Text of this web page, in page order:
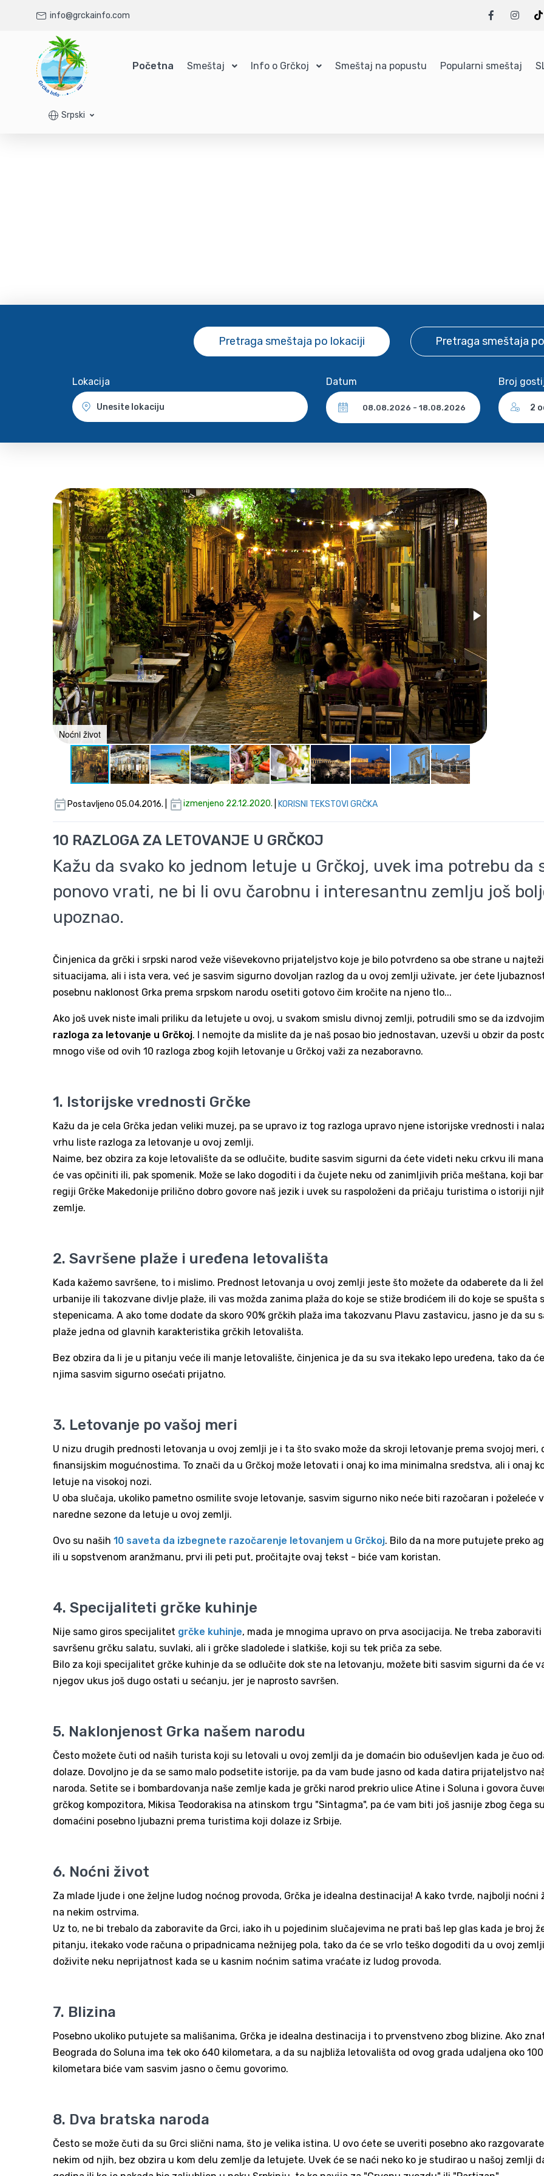
info@grckainfo.com
Početna Smeštaj Info o Grčkoj Smeštaj na popustu Popularni smeštaj
Srpski
Pretraga smeštaja po lokaciji Pretraga smeštaja
Lokacija
Unesite lokaciju
Datum Broj
2
Noćni život
Postavljeno 05.04.2016. | izmenjeno 22.12.2020. KORISNI TEKSTOVI GRČKA
10 RAZLOGA ZA LETOVANJE U GRČKOJ
Kažu da svako ko jednom letuje u Grčkoj, uvek ima potrebu da
ponovo vrati, ne bi li ovu čarobnu i interesantnu zemlju još
upoznao.
Činjenica da grčki i srpski narod veže viševekovno prijateljstvo koje je bilo potvrđeno sa obe strane u
situacijama, ali i ista vera, već je sasvim sigurno dovoljan razlog da u ovoj zemlji uživate, jer ćete
posebnu naklonost Grka prema srpskom narodu osetiti gotovo čim kročite na njeno tlo...
Ako još uvek niste imali priliku da letujete u ovoj, u svakom smislu divnoj zemlji, potrudili smo se da
razloga za letovanje u Grčkoj. I nemojte da mislite da je naš posao bio jednostavan, uzevši u obzir da
mnogo više od ovih 10 razloga zbog kojih letovanje u Grčkoj važi za nezaboravno.
1. Istorijske vrednosti Grčke
Kažu da je cela Grčka jedan veliki muzej, pa se upravo iz tog razloga upravo njene istorijske vrednosti i
vrhu liste razloga za letovanje u ovoj zemlji.
Naime, bez obzira za koje letovalište da se odlučite, budite sasvim sigurni da ćete videti neku crkvu ili
će vas opčiniti ili, pak spomenik. Može se lako dogoditi i da čujete neku od zanimljivih priča meštana, koji
regiji Grčke Makedonije prilično dobro govore naš jezik i uvek su raspoloženi da pričaju turistima o istoriji
zemlje.
2. Savršene plaže i uređena letovališta
Kada kažemo savršene, to i mislimo. Prednost letovanja u ovoj zemlji jeste što možete da odaberete da li
urbanije ili takozvane divlje plaže, ili vas možda zanima plaža do koje se stiže brodićem ili do koje se spušta
stepenicama. A ako tome dodate da skoro 90% grčkih plaža ima takozvanu Plavu zastavicu, jasno je da su
plaže jedna od glavnih karakteristika grčkih letovališta.
Bez obzira da li je u pitanju veće ili manje letovalište, činjenica je da su sva itekako lepo uređena, tako da
njima sasvim sigurno osećati prijatno.
3. Letovanje po vašoj meri
U nizu drugih prednosti letovanja u ovoj zemlji je i ta što svako može da skroji letovanje prema svojoj meri,
finansijskim mogućnostima. To znači da u Grčkoj može letovati i onaj ko ima minimalna sredstva, ali i onaj
letuje na visokoj nozi.
U oba slučaja, ukoliko pametno osmilite svoje letovanje, sasvim sigurno niko neće biti razočaran i poželeće
naredne sezone da letuje u ovoj zemlji.
Ovo su naših 10 saveta da izbegnete razočarenje letovanjem u Grčkoj. Bilo da na more putujete preko
ili u sopstvenom aranžmanu, prvi ili peti put, pročitajte ovaj tekst - biće vam koristan.
4. Specijaliteti grčke kuhinje
Nije samo giros specijalitet grčke kuhinje, mada je mnogima upravo on prva asocijacija. Ne treba zaboraviti
savršenu grčku salatu, suvlaki, ali i grčke sladolede i slatkiše, koji su tek priča za sebe.
Bilo za koji specijalitet grčke kuhinje da se odlučite dok ste na letovanju, možete biti sasvim sigurni da će
njegov ukus još dugo ostati u sećanju, jer je naprosto savršen.
5. Naklonjenost Grka našem narodu
Često možete čuti od naših turista koji su letovali u ovoj zemlji da je domaćin bio oduševljen kada je čuo
dolaze. Dovoljno je da se samo malo podsetite istorije, pa da vam bude jasno od kada datira prijateljstvo
naroda. Setite se i bombardovanja naše zemlje kada je grčki narod prekrio ulice Atine i Soluna i govora
grčkog kompozitora, Mikisa Teodorakisa na atinskom trgu "Sintagma", pa će vam biti još jasnije zbog čega
domaćini posebno ljubazni prema turistima koji dolaze iz Srbije.
6. Noćni život
Za mlade ljude i one željne ludog noćnog provoda, Grčka je idealna destinacija! A kako tvrde, najbolji noćni
na nekim ostrvima.
Uz to, ne bi trebalo da zaboravite da Grci, iako ih u pojedinim slučajevima ne prati baš lep glas kada je broj
pitanju, itekako vode računa o pripadnicama nežnijeg pola, tako da će se vrlo teško dogoditi da u ovoj zemlji
doživite neku neprijatnost kada se u kasnim noćnim satima vraćate iz ludog provoda.
7. Blizina
Posebno ukoliko putujete sa mališanima, Grčka je idealna destinacija i to prvenstveno zbog blizine. Ako
Beograda do Soluna ima tek oko 640 kilometara, a da su najbliža letovališta od ovog grada udaljena oko 100
kilometara biće vam sasvim jasno o čemu govorimo.
8. Dva bratska naroda
Često se može čuti da su Grci slični nama, što je velika istina. U ovo ćete se uveriti posebno ako
nekim od njih, bez obzira u kom delu zemlje da letujete. Uvek će se naći neko ko je studirao u našoj zemlji